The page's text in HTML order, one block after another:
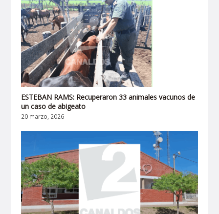
ESTEBAN RAMS: Recuperaron 33 animales vacunos de
un caso de abigeato
20 marzo, 2026